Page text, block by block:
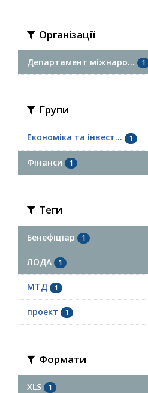
Організації
Департамент міжнаро... 1
Групи
Економіка та інвест... 1
Фінанси 1
Теги
Бенефіціар 1
ЛОДА 1
МТД 1
проект 1
Формати
XLS 1